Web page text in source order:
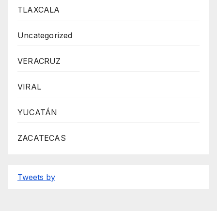
TLAXCALA
Uncategorized
VERACRUZ
VIRAL
YUCATÁN
ZACATECAS
Tweets by